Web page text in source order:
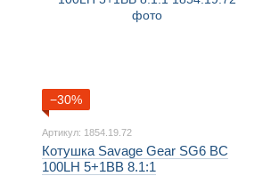
−30%
Артикул: 1854.19.72
Котушка Savage Gear SG6 BC
100LH 5+1BB 8.1:1